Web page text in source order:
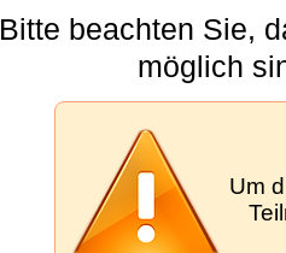
Bitte beachten Sie,
möglich
Um